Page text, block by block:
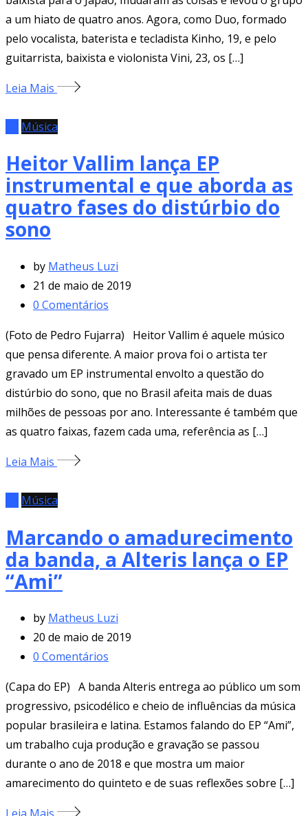
a um hiato de quatro anos. Agora, como Duo, formado
pelo vocalista, baterista e tecladista Kinho, 19, e pelo
guitarrista, baixista e violonista Vini, 23, os […]
Leia Mais
Música
Heitor Vallim lança EP
instrumental e que aborda as
quatro fases do distúrbio do
sono
by Matheus Luzi
21 de maio de 2019
0 Comentários
(Foto de Pedro Fujarra) Heitor Vallim é aquele músico
que pensa diferente. A maior prova foi o artista ter
gravado um EP instrumental envolto a questão do
distúrbio do sono, que no Brasil afeita mais de duas
milhões de pessoas por ano. Interessante é também que
as quatro faixas, fazem cada uma, referência as […]
Leia Mais
Música
Marcando o amadurecimento
da banda, a Alteris lança o EP
“Ami”
by Matheus Luzi
20 de maio de 2019
0 Comentários
(Capa do EP) A banda Alteris entrega ao público um som
progressivo, psicodélico e cheio de influências da música
popular brasileira e latina. Estamos falando do EP “Ami”,
um trabalho cuja produção e gravação se passou
durante o ano de 2018 e que mostra um maior
amarecimento do quinteto e de suas reflexões sobre […]